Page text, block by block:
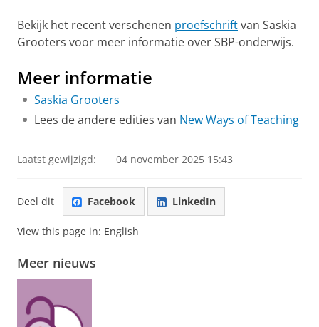
Bekijk het recent verschenen proefschriftvan Saskia
Grooters voor meer informatie over SBP-onderwijs.
Meer informatie
Saskia Grooters
Lees de andere edities van New Ways of Teaching
Laatst gewijzigd: 04 november 2025 15:43
Deel dit Facebook LinkedIn
View this page in: English
Meer nieuws